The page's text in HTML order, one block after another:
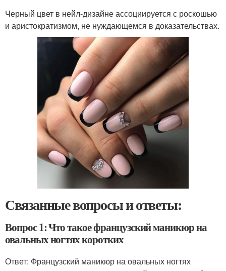
Черный цвет в нейл-дизайне ассоциируется с роскошью
и аристократизмом, не нуждающемся в доказательствах.
Связанные вопросы и ответы:
Вопрос 1: Что такое французский маникюр на
овальных ногтях коротких
Ответ: Французский маникюр на овальных ногтях